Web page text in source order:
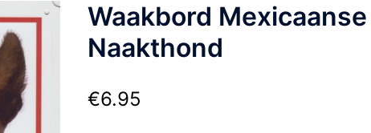
Waakbord Mexicaanse
Naakthond
€6.95